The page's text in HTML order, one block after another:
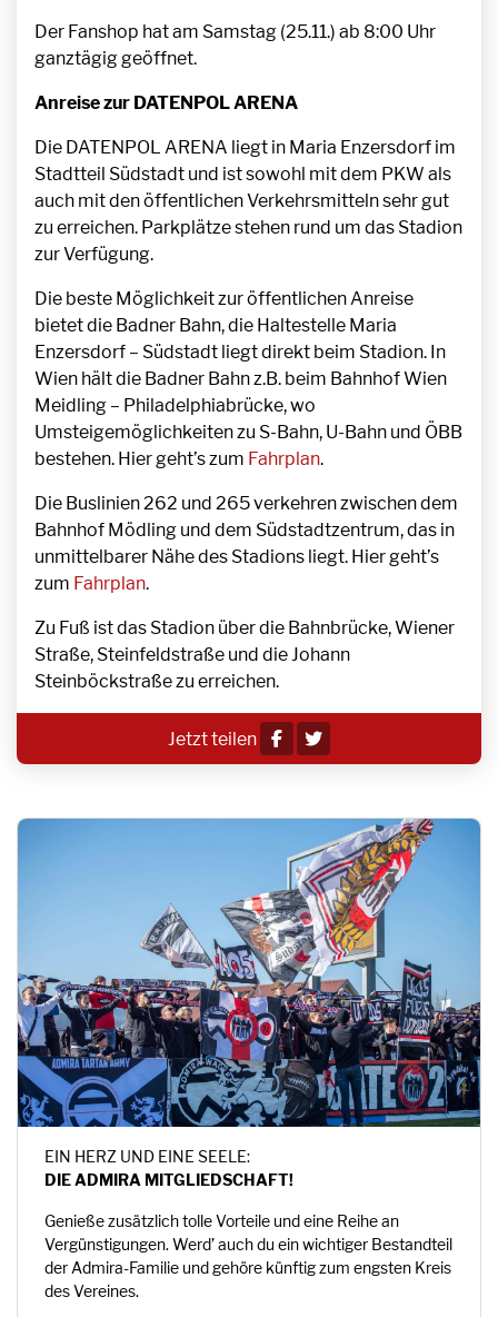
Der Fanshop hat am Samstag (25.11.) ab 8:00 Uhr
ganztägig geöffnet.
Anreise zur DATENPOL ARENA
Die DATENPOL ARENA liegt in Maria Enzersdorf im
Stadtteil Südstadt und ist sowohl mit dem PKW als
auch mit den öffentlichen Verkehrsmitteln sehr gut
zu erreichen. Parkplätze stehen rund um das Stadion
zur Verfügung.
Die beste Möglichkeit zur öffentlichen Anreise
bietet die Badner Bahn, die Haltestelle Maria
Enzersdorf – Südstadt liegt direkt beim Stadion. In
Wien hält die Badner Bahn z.B. beim Bahnhof Wien
Meidling – Philadelphiabrücke, wo
Umsteigemöglichkeiten zu S-Bahn, U-Bahn und ÖBB
bestehen. Hier geht’s zum Fahrplan.
Die Buslinien 262 und 265 verkehren zwischen dem
Bahnhof Mödling und dem Südstadtzentrum, das in
unmittelbarer Nähe des Stadions liegt. Hier geht’s
zum Fahrplan.
Zu Fuß ist das Stadion über die Bahnbrücke, Wiener
Straße, Steinfeldstraße und die Johann
Steinböckstraße zu erreichen.
Jetzt teilen
EIN HERZ UND EINE SEELE:
DIE ADMIRA MITGLIEDSCHAFT!
Genieße zusätzlich tolle Vorteile und eine Reihe an
Vergünstigungen. Werd’ auch du ein wichtiger Bestandteil
der Admira-Familie und gehöre künftig zum engsten Kreis
des Vereines.